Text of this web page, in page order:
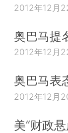
2012年12月
奥巴马提
2012年12月
奥巴马表
2012年12月
美“财政